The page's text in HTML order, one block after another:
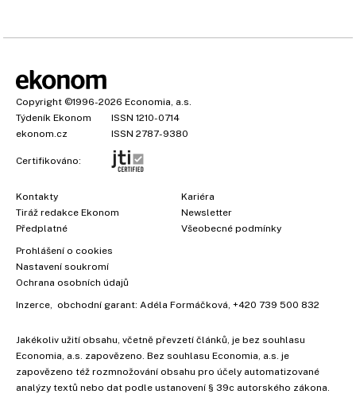
Copyright ©1996-2026 Economia, a.s.
Týdeník Ekonom
ISSN 1210-0714
ekonom.cz
ISSN 2787-9380
Certifikováno:
Kontakty
Tiráž redakce Ekonom
Předplatné
Kariéra
Newsletter
Všeobecné podmínky
Prohlášení o cookies
Nastavení soukromí
Ochrana osobních údajů
Inzerce, obchodní garant: Adéla Formáčková, +420 739 500 832
Jakékoliv užití obsahu, včetně převzetí článků, je bez souhlasu
Economia, a.s. zapovězeno. Bez souhlasu Economia, a.s. je
zapovězeno též rozmnožování obsahu pro účely automatizované
analýzy textů nebo dat podle ustanovení § 39c autorského zákona.